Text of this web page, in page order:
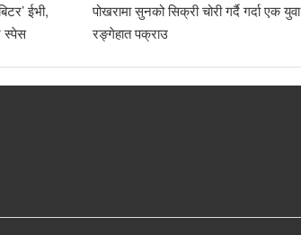
ईभी,
स्पेस
पोखरामा सुनको सिक्री चोरी गर्दै गर्दा एक युवा
रङ्गेहात पक्राउ